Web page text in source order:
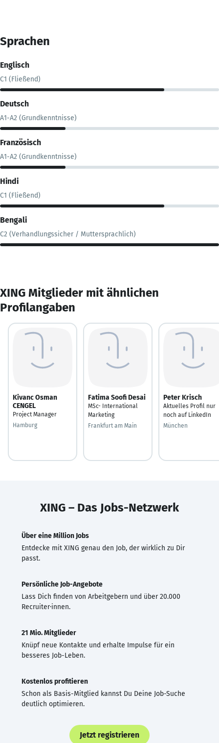
Sprachen
Englisch
C1 (Fließend)
Deutsch
A1-A2 (Grundkenntnisse)
Französisch
A1-A2 (Grundkenntnisse)
Hindi
C1 (Fließend)
Bengali
C2 (Verhandlungssicher / Muttersprachlich)
XING Mitglieder mit ähnlichen
Profilangaben
Kivanc Osman
CENGEL
Project Manager
Hamburg
Fatima Soofi Desai
MSc- International
Marketing
Frankfurt am Main
Peter Krisch
Aktuelles Profil nur
noch auf LinkedIn
München
XING – Das Jobs-Netzwerk
Über eine Million Jobs
Entdecke mit XING genau den Job, der wirklich zu Dir
passt.
Persönliche Job-Angebote
Lass Dich finden von Arbeitgebern und über 20.000
Recruiter·innen.
21 Mio. Mitglieder
Knüpf neue Kontakte und erhalte Impulse für ein
besseres Job-Leben.
Kostenlos profitieren
Schon als Basis-Mitglied kannst Du Deine Job-Suche
deutlich optimieren.
Jetzt registrieren